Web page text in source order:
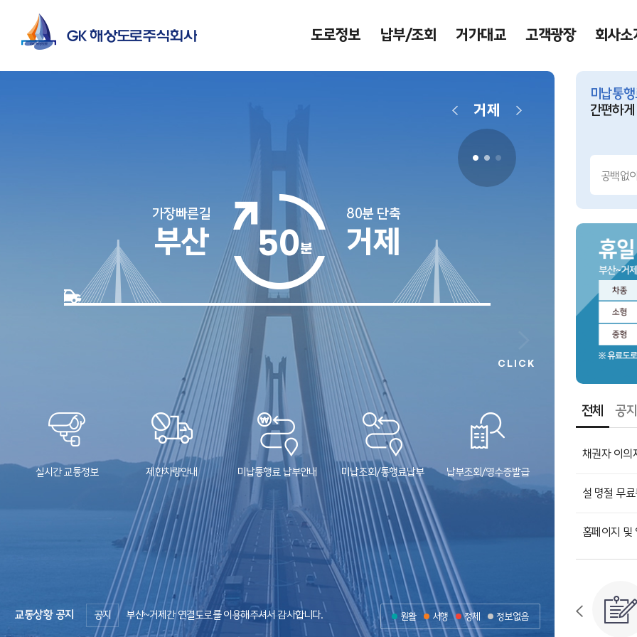
도로정보 납부/조회 거가대교 고객광장 회사소
CLICK
가장빠른길
부산 50분
80분 단축
거제
실시간 교통정보 제한차량안내 미납통행료 납부안내 미납조회/통행료납부 납부조회/영수증발급
거제
교통상황 공지
도로상황 문의전화 1433-45
공지 부산~거제간 연결도로를 이용해주셔서 감사합니다.
미디어글라스 / 어린왕자 포토존
거가대교의 야경과 함께 화려한 미디어아트를
감상해보세요. 어린왕자 포토존에서 사진은 필수!
부산광역시 강서구 거가대로 2571 가덕휴게소
홍보영상
부산~거제간 연결도로 공식 홍보영상을
감상해보세요.
각종 포토존과 홍보전시관, 조각공원, 산책로 등
볼거리가 가득한 가덕휴게소로 놀러오세요!
today
오늘은 홍
월요일,
원활 서행 정체 정보없음
미납통
간편하
전체 공지
채권자 이
설 명절 무
홈페이지